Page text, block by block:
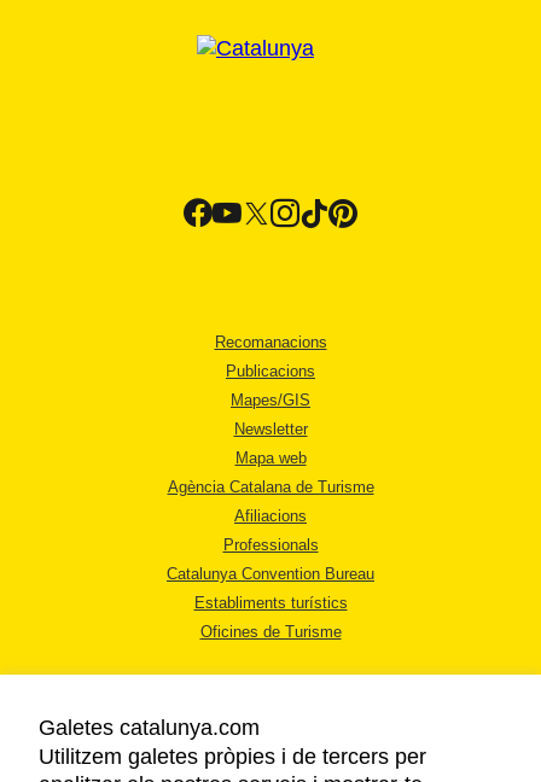
Recomanacions
Publicacions
Mapes/GIS
Newsletter
Mapa web
Agència Catalana de Turisme
Afiliacions
Professionals
Catalunya Convention Bureau
Establiments turístics
Oficines de Turisme
Galetes catalunya.com
Utilitzem galetes pròpies i de tercers per